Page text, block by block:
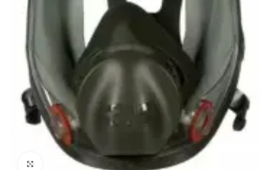
Click to enlarge